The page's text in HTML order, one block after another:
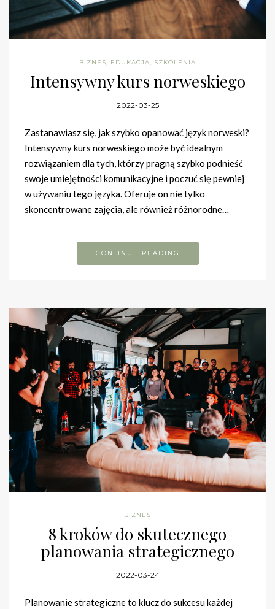
BIZNES, EDUKACJA, SZKOLENIA
Intensywny kurs norweskiego
2022-03-25
Zastanawiasz się, jak szybko opanować język norweski?
Intensywny kurs norweskiego może być idealnym
rozwiązaniem dla tych, którzy pragną szybko podnieść
swoje umiejętności komunikacyjne i poczuć się pewniej
w używaniu tego języka. Oferuje on nie tylko
skoncentrowane zajęcia, ale również różnorodne…
CONTINUE READING
BIZNES
8 kroków do skutecznego
planowania strategicznego
2022-03-24
Planowanie strategiczne to klucz do sukcesu każdej